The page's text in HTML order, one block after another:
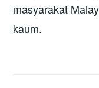
masyarakat
kaum.